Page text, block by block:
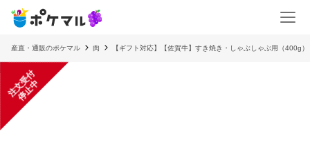
産直・通販のポケマル 肉 【ギフト対応】【佐賀牛】すき焼き・しゃぶしゃぶ用（400g）
注
文
受
付
停
止
中